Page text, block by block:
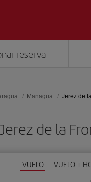
reserva
Managua Jerez de
de la
VUELO VUELO +